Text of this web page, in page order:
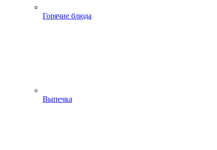
Горячие блюда
Выпечка